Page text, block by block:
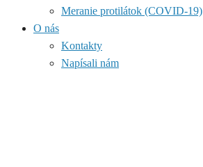
Meranie protilátok (COVID-19)
O nás
Kontakty
Napísali nám